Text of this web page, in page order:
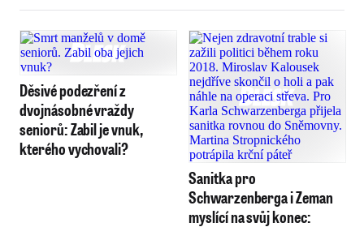
Děsivé podezření z
dvojnásobné vraždy
seniorů: Zabil je vnuk,
kterého vychovali?
Sanitka pro
Schwarzenberga i Zeman
myslící na svůj konec: